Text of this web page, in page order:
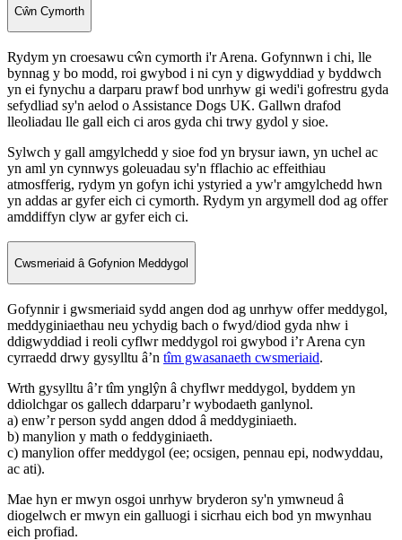
Cŵn Cymorth
Rydym yn croesawu cŵn cymorth i'r Arena. Gofynnwn i chi, lle
bynnag y bo modd, roi gwybod i ni cyn y digwyddiad y byddwch
yn ei fynychu a darparu prawf bod unrhyw gi wedi'i gofrestru gyda
sefydliad sy'n aelod o Assistance Dogs UK. Gallwn drafod
lleoliadau lle gall eich ci aros gyda chi trwy gydol y sioe.
Sylwch y gall amgylchedd y sioe fod yn brysur iawn, yn uchel ac
yn aml yn cynnwys goleuadau sy'n fflachio ac effeithiau
atmosfferig, rydym yn gofyn ichi ystyried a yw'r amgylchedd hwn
yn addas ar gyfer eich ci cymorth. Rydym yn argymell dod ag offer
amddiffyn clyw ar gyfer eich ci.
Cwsmeriaid â Gofynion Meddygol
Gofynnir i gwsmeriaid sydd angen dod ag unrhyw offer meddygol,
meddyginiaethau neu ychydig bach o fwyd/diod gyda nhw i
ddigwyddiad i reoli cyflwr meddygol roi gwybod i’r Arena cyn
cyrraedd drwy gysylltu â’n tîm gwasanaeth cwsmeriaid.
Wrth gysylltu â’r tîm ynglŷn â chyflwr meddygol, byddem yn
ddiolchgar os gallech ddarparu’r wybodaeth ganlynol.
a) enw’r person sydd angen ddod â meddyginiaeth.
b) manylion y math o feddyginiaeth.
c) manylion offer meddygol (ee; ocsigen, pennau epi, nodwyddau,
ac ati).
Mae hyn er mwyn osgoi unrhyw bryderon sy'n ymwneud â
diogelwch er mwyn ein galluogi i sicrhau eich bod yn mwynhau
eich profiad.